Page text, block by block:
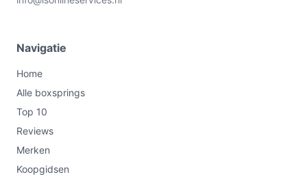
Navigatie
Home
Alle boxsprings
Top 10
Reviews
Merken
Koopgidsen